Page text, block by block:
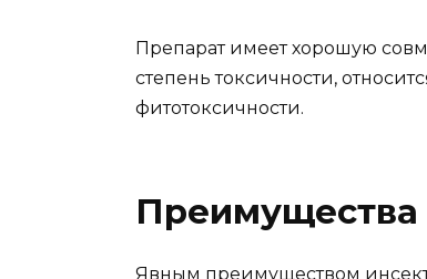
Препарат имеет хорошую
степень токсичности,
фитотоксичности.
Явным преимуществом